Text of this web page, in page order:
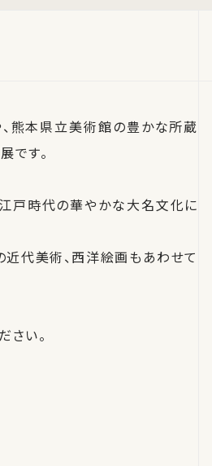
熊本県立美術館の豊かな所蔵
です。
戸時代の華やかな大名文化に
近代美術、西洋絵画もあわせて
さい。